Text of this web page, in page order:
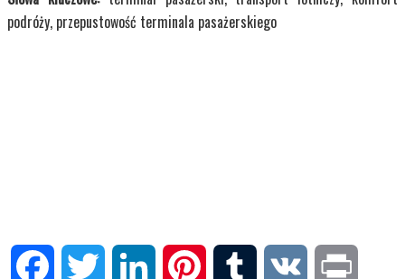
podróży, przepustowość terminala pasażerskiego
Facebook Twitter LinkedIn Pinterest Tumblr VK